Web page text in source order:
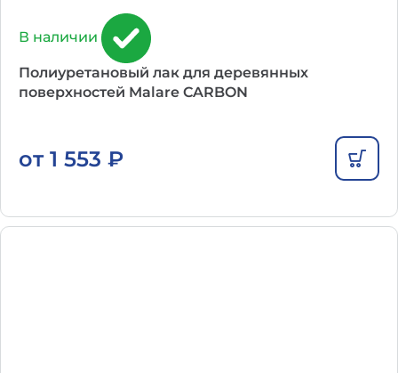
В наличии
Полиуретановый лак для деревянных
поверхностей Malare CARBON
от 1 553 ₽